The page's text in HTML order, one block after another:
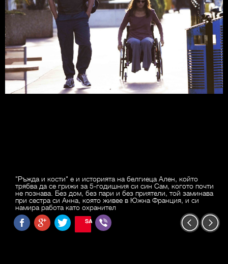
"Ръжда и кости" е и историята на белгиеца Ален, който
трябва да се грижи за 5-годишния си син Сам, когото почти
не познава. Без дом, без пари и без приятели, той заминава
при сестра си Анна, която живее в Южна Франция, и си
намира работа като охранител
SAVE